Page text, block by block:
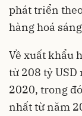
phát triển
hàng hoá
Về xuất khẩu
từ 208 tỷ USD
2020, trong
nhất từ năm